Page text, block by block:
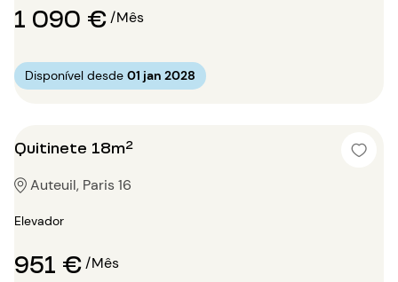
1 090 €/Mês
Disponível desde 01 jan 2028
Quitinete 18m²
Auteuil, Paris 16
Elevador
951 €/Mês